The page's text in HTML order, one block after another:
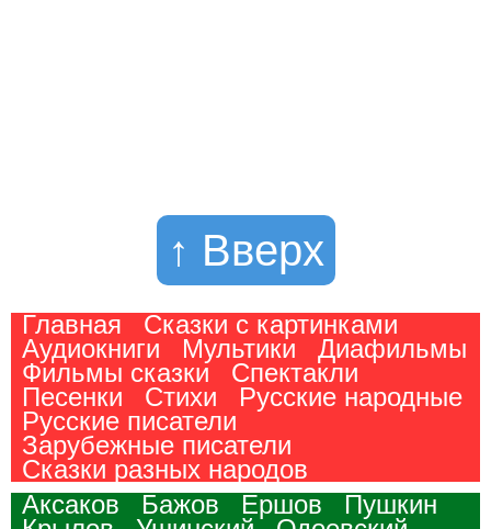
↑ Вверх
Главная
Сказки с картинками
Аудиокниги
Мультики
Диафильмы
Фильмы сказки
Спектакли
Песенки
Стихи
Русские народные
Русские писатели
Зарубежные писатели
Сказки разных народов
Аксаков
Бажов Ершов
Пушкин